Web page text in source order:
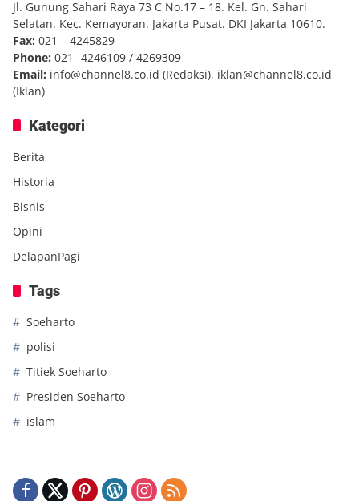
PT. Kaya Kreatif Cendikia Indonesia
Jl. Gunung Sahari Raya 73 C No.17 – 18. Kel. Gn. Sahari
Selatan. Kec. Kemayoran. Jakarta Pusat. DKI Jakarta 10610.
Fax:021 – 4245829
Email: info@channel8.co.id
Kategori
Berita
Historia
Bisnis
Opini
Tags
Soeharto
polisi
Titiek Soeharto
islam